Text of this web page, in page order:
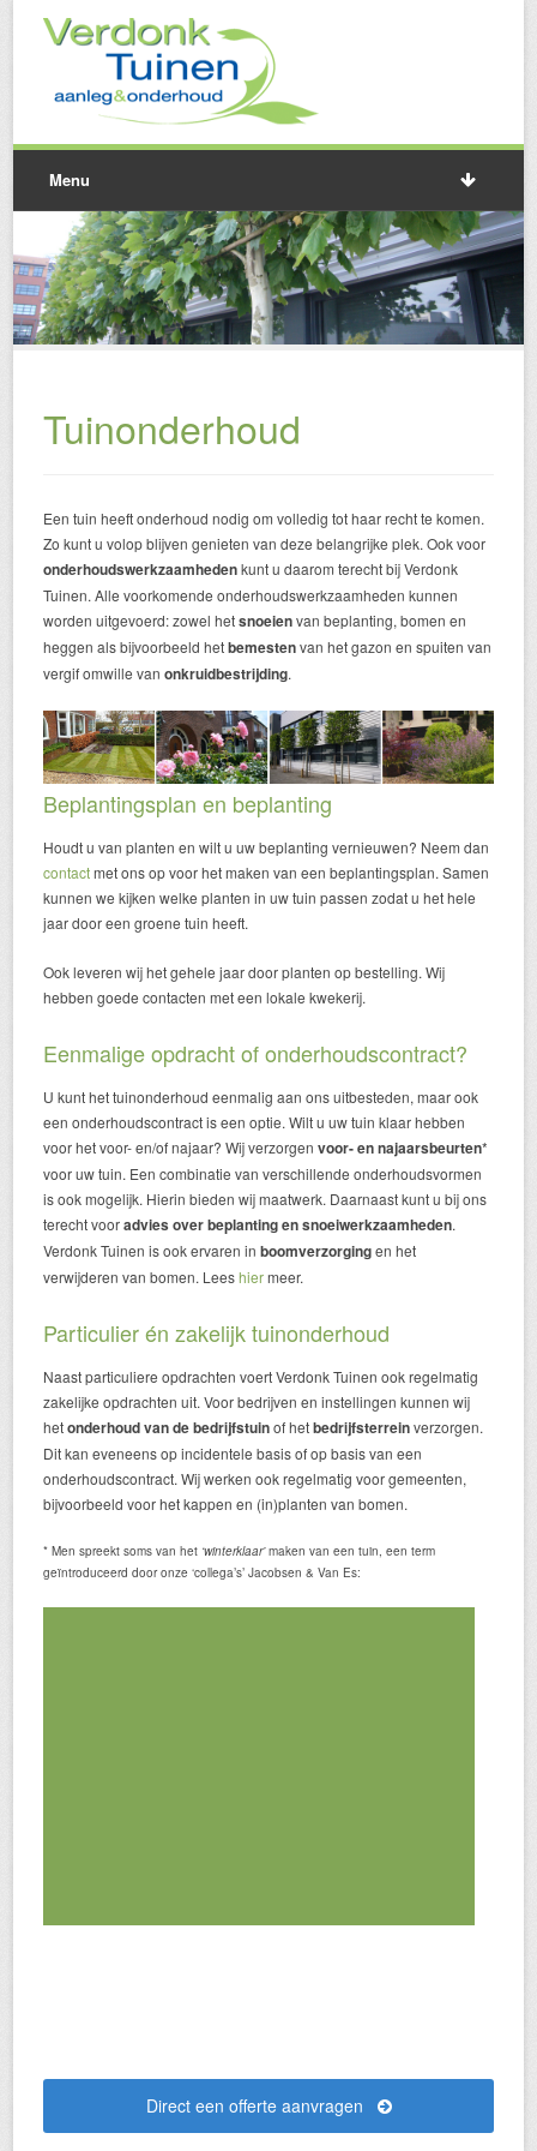
Menu
Tuinonderhoud
Een tuin heeft onderhoud nodig om volledig tot haar recht te komen.
Zo kunt u volop blijven genieten van deze belangrijke plek. Ook voor
onderhoudswerkzaamhedenkunt u daarom terecht bij Verdonk
Tuinen. Alle voorkomende onderhoudswerkzaamheden kunnen
worden uitgevoerd: zowel hetsnoeienvan beplanting, bomen en
heggen als bijvoorbeeld hetbemestenvan het gazon en spuiten van
vergif omwille vanonkruidbestrijding.
Beplantingsplan en beplanting
Houdt u van planten en wilt u uw beplanting vernieuwen? Neem dan
contactmet ons op voor het maken van een beplantingsplan. Samen
kunnen we kijken welke planten in uw tuin passen zodat u het hele
jaar door een groene tuin heeft.
Ook leveren wij het gehele jaar door planten op bestelling. Wij
hebben goede contacten met een lokale kwekerij.
Eenmalige opdracht of onderhoudscontract?
U kunt het tuinonderhoud eenmalig aan ons uitbesteden, maar ook
een onderhoudscontract is een optie. Wilt u uw tuin klaar hebben
voor het voor- en/of najaar? Wij verzorgenvoor- en najaarsbeurten*
voor uw tuin. Een combinatie van verschillende onderhoudsvormen
is ook mogelijk. Hierin bieden wij maatwerk. Daarnaast kunt u bij ons
terecht vooradvies over beplanting en snoeiwerkzaamheden.
Verdonk Tuinen is ook ervaren inboomverzorgingen het
verwijderen van bomen. Leeshiermeer.
Particulier én zakelijk tuinonderhoud
Naast particuliere opdrachten voert Verdonk Tuinen ook regelmatig
zakelijke opdrachten uit. Voor bedrijven en instellingen kunnen wij
hetonderhoud van de bedrijfstuinof hetbedrijfsterreinverzorgen.
Dit kan eveneens op incidentele basis of op basis van een
onderhoudscontract. Wij werken ook regelmatig voor gemeenten,
bijvoorbeeld voor het kappen en (in)planten van bomen.
* Men spreekt soms van het ‘winterklaar’maken van een tuin, een term
geïntroduceerd door onze ‘collega’s’ Jacobsen & Van Es:
Direct een offerte aanvragen